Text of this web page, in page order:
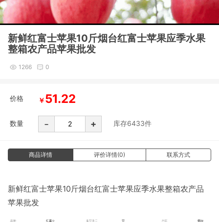
新鲜红富士苹果10斤烟台红富士苹果应季水果
整箱农产品苹果批发
1266 0
价格 ￥51.22
数量 - + 库存6433件
商品详情 评价详情(0) 联系方式
新鲜红富士苹果10斤烟台红富士苹果应季水果整箱农产品
苹果批发